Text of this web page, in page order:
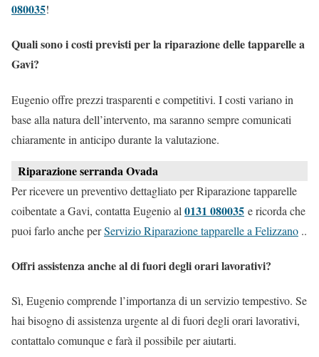
080035!
Quali sono i costi previsti per la riparazione delle tapparelle a
Gavi?
Eugenio offre prezzi trasparenti e competitivi. I costi variano in
base alla natura dell’intervento, ma saranno sempre comunicati
chiaramente in anticipo durante la valutazione.
Riparazione serranda Ovada
Per ricevere un preventivo dettagliato per Riparazione tapparelle
coibentate a Gavi, contatta Eugenio al 0131 080035 e ricorda che
puoi farlo anche perServizio Riparazione tapparelle a Felizzano ..
Offri assistenza anche al di fuori degli orari lavorativi?
Sì, Eugenio comprende l’importanza di un servizio tempestivo. Se
hai bisogno di assistenza urgente al di fuori degli orari lavorativi,
contattalo comunque e farà il possibile per aiutarti.